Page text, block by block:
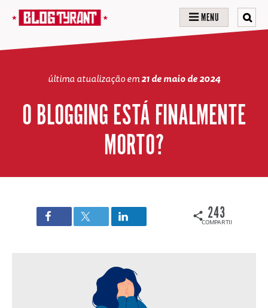
MENU
última atualização em21 de maio de 2024
O BLOGGING ESTÁ FINALMENTE
MORTO?
COMPARTILHAMENTOS
243